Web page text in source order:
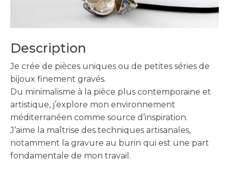
Description
Je crée de pièces uniques ou de petites séries de
bijoux finement gravés.
Du minimalisme à la pièce plus contemporaine et
artistique, j’explore mon environnement
méditerranéen comme source d’inspiration.
J’aime la maîtrise des techniques artisanales,
notamment la gravure au burin qui est une part
fondamentale de mon travail.